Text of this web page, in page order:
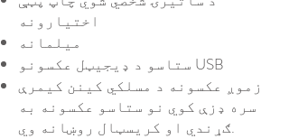
اختیارونه
میلمانه
ستاسو د ډیجیټل عکسونو USB
زموږ عکسونه د مسلکي کینن کیمرې
سره ډزې کوي نو ستاسو عکسونه به
ګړندي او کریسټال روښانه وي.